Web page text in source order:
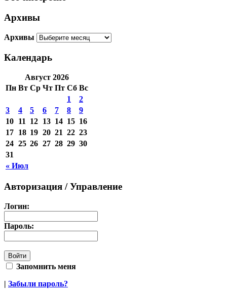
Архивы
Архивы
Календарь
Август 2026
Пн Вт Ср Чт Пт Сб Вс
« Июл
1
2
3
4 5 6 7 8
9
10 11 12 13 14 15 16
17 18 19 20 21 22 23
24 25 26 27 28 29 30
31
Авторизация / Управление
Логин:
Пароль:
Запомнить меня
| Забыли пароль?